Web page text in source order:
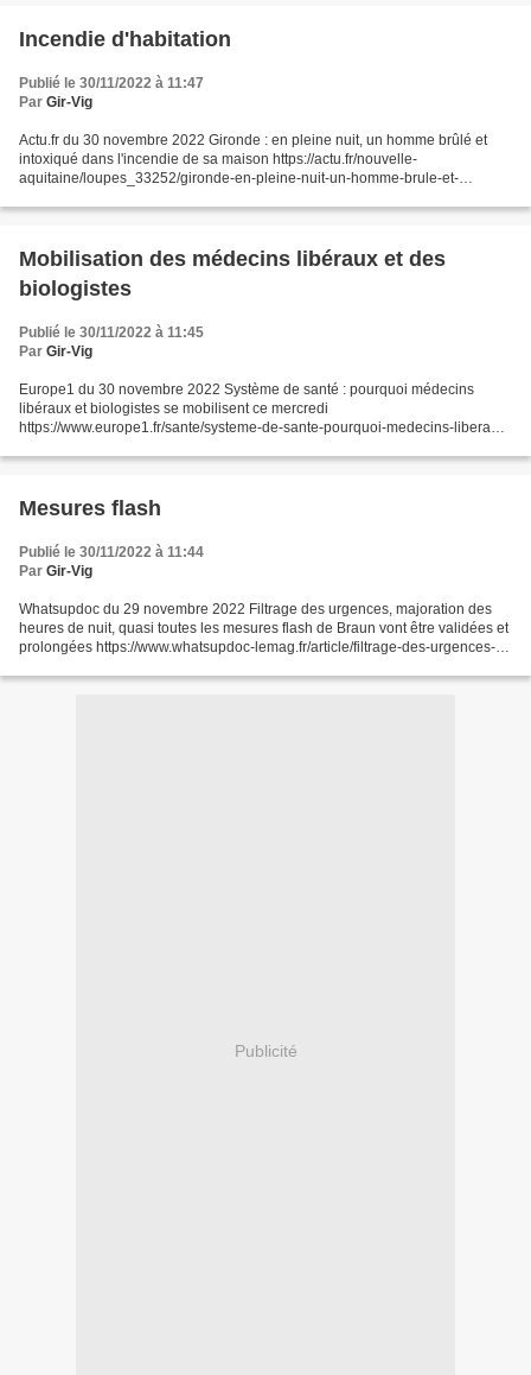
Incendie d'habitation
Publié le 30/11/2022 à 11:47
Par Gir-Vig
Actu.fr du 30 novembre 2022 Gironde : en pleine nuit, un homme brûlé et
intoxiqué dans l'incendie de sa maison https://actu.fr/nouvelle-
aquitaine/loupes_33252/gironde-en-pleine-nuit-un-homme-brule-et-
Mobilisation des médecins libéraux et des
biologistes
Publié le 30/11/2022 à 11:45
Par Gir-Vig
Europe1 du 30 novembre 2022 Système de santé : pourquoi médecins
libéraux et biologistes se mobilisent ce mercredi
https://www.europe1.fr/sante/systeme-de-sante-pourquoi-medecins-liberaux-
[newsletter_matinale]-20221130&type=email&utm_source=newsletter&utm_
Mesures flash
Publié le 30/11/2022 à 11:44
Par Gir-Vig
Whatsupdoc du 29 novembre 2022 Filtrage des urgences, majoration des
heures de nuit, quasi toutes les mesures flash de Braun vont être validées et
prolongées https://www.whatsupdoc-lemag.fr/article/filtrage-des-urgences-
Publicité